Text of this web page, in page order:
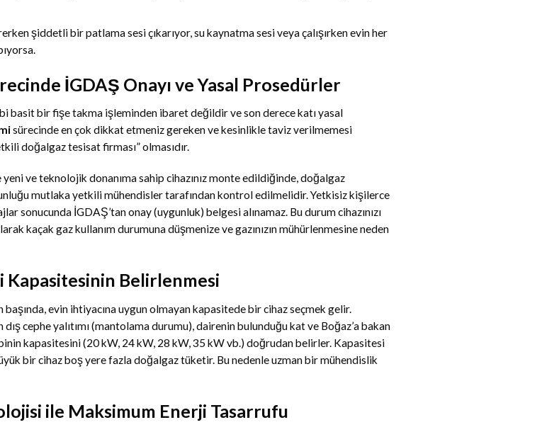
şiddetli bir patlama sesi çıkarıyor, su kaynatma sesi veya çalışırken evin her
İGDAŞ Onayı ve Yasal Prosedürler
basit bir fişe takma işleminden ibaret değildir ve son derece katı yasal
sürecinde en çok dikkat etmeniz gereken ve kesinlikle taviz verilmemesi
doğalgaz tesisat firması” olmasıdır.
ve teknolojik donanıma sahip cihazınız monte edildiğinde, doğalgaz
mutlaka yetkili mühendisler tarafından kontrol edilmelidir. Yetkisiz kişilerce
sonucunda İGDAŞ’tan onay (uygunluk) belgesi alınamaz. Bu durum cihazınızı
kaçak gaz kullanım durumuna düşmenize ve gazınızın mühürlenmesine neden
Kapasitesinin Belirlenmesi
başında, evin ihtiyacına uygun olmayan kapasitede bir cihaz seçmek gelir.
cephe yalıtımı (mantolama durumu), dairenin bulunduğu kat ve Boğaz’a bakan
kapasitesini (20 kW, 24 kW, 28 kW, 35 kW vb.) doğrudan belirler. Kapasitesi
bir cihaz boş yere fazla doğalgaz tüketir. Bu nedenle uzman bir mühendislik
ile Maksimum Enerji Tasarrufu